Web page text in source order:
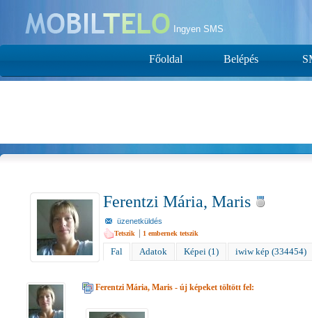
Ingyen SMS
Ferentzi Mária, Maris
üzenetküldés
Tetszik | 1 embernek tetszik
Fal Adatok Képei (1) iwiw kép (334454)
Ferentzi Mária, Maris - új képeket töltött fel:
Főoldal Belépés